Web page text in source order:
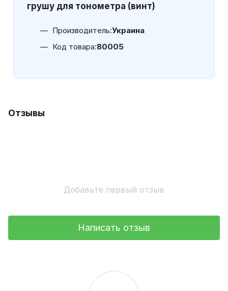
грушу для тонометра (винт)
Производитель:Украина
Код товара:80005
Отзывы
Добавьте первый отзыв
Написать отзыв